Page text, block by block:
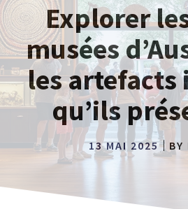
Explorer
musées
les artefacts
qu’ils
13 MAI 2025 BY